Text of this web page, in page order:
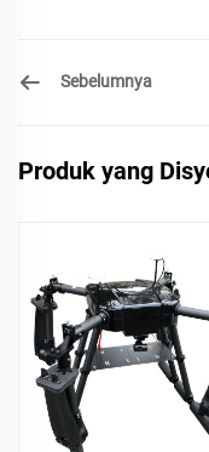
Sebelumnya
Produk yang